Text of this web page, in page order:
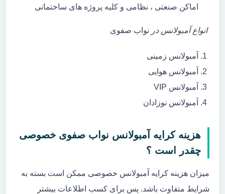
اماکن صنعتی ، نظامی و کلیه پروژه های ساختمانی
انواع آمبولانس در نواب صفوی
آمبولانس زمینی
آمبولانس هوایی
آمبولانس VIP
آمبولانس نوزادان
هزینه کرایه آمبولانس نواب صفوی خصوصی
چقدر است ؟
میزان هزینه کرایه آمبولانس خصوصی ممکن است بسته به
شرایط متفاوت باشد. پس برای کسب اطلاعات بیشتر